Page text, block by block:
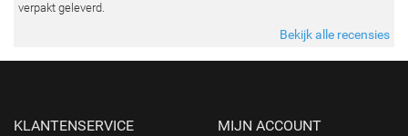
verpakt geleverd.
Bekijk alle recensies
KLANTENSERVICE MIJN ACCOUNT